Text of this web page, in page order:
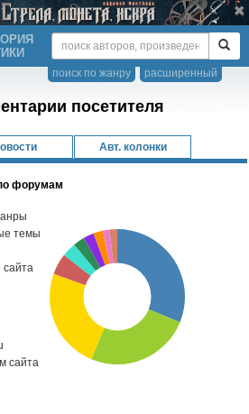
расширенный
поиск по жанру
посетителя
Авт. колонки
форумам